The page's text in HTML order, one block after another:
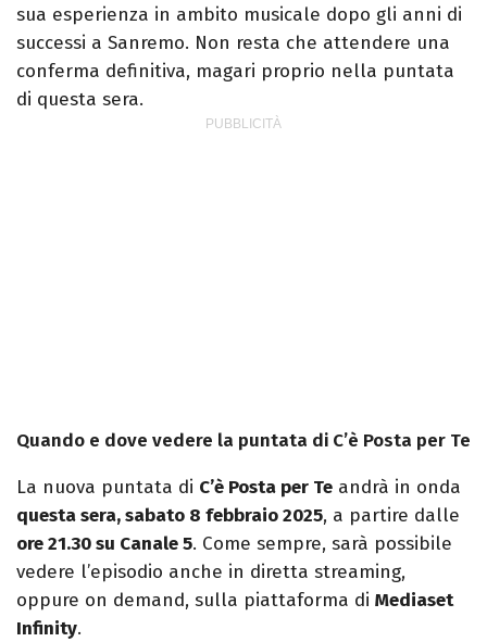
sua esperienza in ambito musicale dopo gli anni di
successi a Sanremo. Non resta che attendere una
conferma definitiva, magari proprio nella puntata
di questa sera.
Quando e dove vedere la puntata di C’è Posta per Te
La nuova puntata di C’è Posta per Te andrà in onda
questa sera, sabato 8 febbraio 2025, a partire dalle
ore 21.30 su Canale 5. Come sempre, sarà possibile
vedere l’episodio anche in diretta streaming,
oppure on demand, sulla piattaforma di Mediaset
Infinity.